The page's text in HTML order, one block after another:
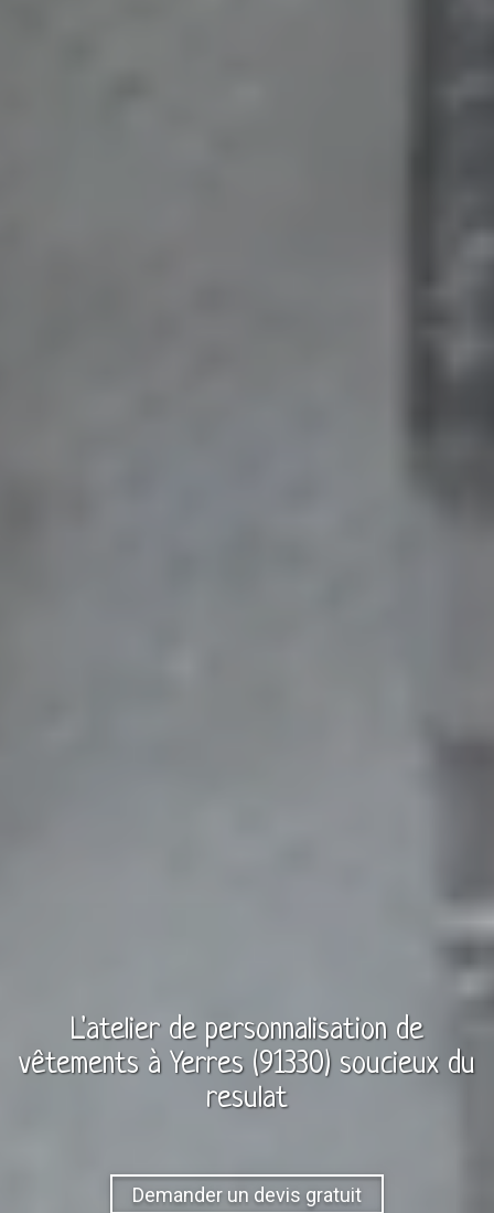
L'atelier de personnalisation de
vêtements à Yerres (91330)soucieux du
resulat
Demander un devis gratuit